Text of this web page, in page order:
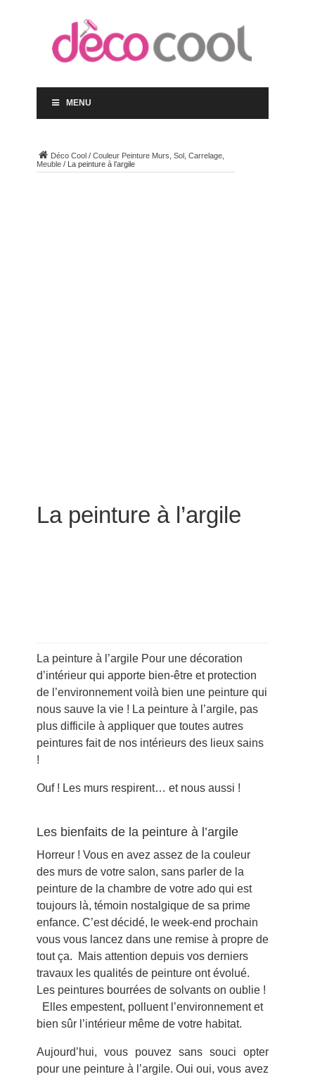
MENU
Déco Cool/ Couleur Peinture Murs, Sol, Carrelage,
Meuble/ La peinture à l’argile
La peinture à l’argile
La peinture à l’argile Pour une décoration
d’intérieur qui apporte bien-être et protection
de l’environnement voilà bien une peinture qui
nous sauve la vie ! La peinture à l’argile, pas
plus difficile à appliquer que toutes autres
peintures fait de nos intérieurs des lieux sains
!
Ouf ! Les murs respirent… et nous aussi !
Les bienfaits de la peinture à l’argile
Horreur ! Vous en avez assez de la couleur
des murs de votre salon, sans parler de la
peinture de la chambre de votre ado qui est
toujours là, témoin nostalgique de sa prime
enfance. C’est décidé, le week-end prochain
vous vous lancez dans une remise à propre de
tout ça. Mais attention depuis vos derniers
travaux les qualités de peinture ont évolué.
Les peintures bourrées de solvants on oublie !
Elles empestent, polluent l’environnement et
bien sûr l’intérieur même de votre habitat.
Aujourd’hui, vous pouvez sans souci opter
pour une peinture à l’argile. Oui oui, vous avez